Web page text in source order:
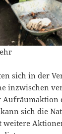
sich in der
inzwischen
Aufräumaktion
sich die
weitere